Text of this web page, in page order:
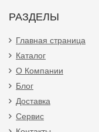
РАЗДЕЛЫ
Главная страница
Каталог
О Компании
Блог
Доставка
Сервис